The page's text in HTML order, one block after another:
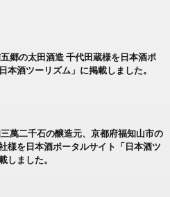
郷の太田酒造 千代田蔵様を日本酒ポ
本酒ツーリズム」に掲載しました。
萬二千石の醸造元、京都府福知山市の
様を日本酒ポータルサイト「日本酒ツ
しました。